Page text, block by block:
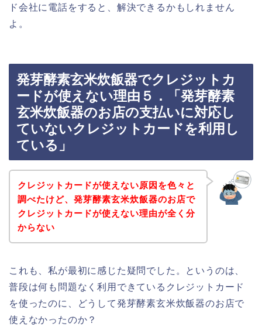
ド会社に電話をすると、解決できるかもしれません
よ。
発芽酵素玄米炊飯器でクレジットカ
ードが使えない理由５．「発芽酵素
玄米炊飯器のお店の支払いに対応し
ていないクレジットカードを利用し
ている」
クレジットカードが使えない原因を色々と
調べたけど、発芽酵素玄米炊飯器のお店で
クレジットカードが使えない理由が全く分
からない
これも、私が最初に感じた疑問でした。というのは、
普段は何も問題なく利用できているクレジットカード
を使ったのに、どうして発芽酵素玄米炊飯器のお店で
使えなかったのか？